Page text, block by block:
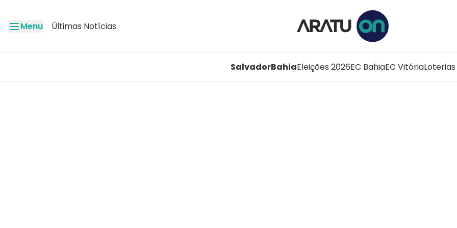
Menu Últimas Notícias
SalvadorBahiaEleições 2026EC BahiaEC VitóriaLoterias